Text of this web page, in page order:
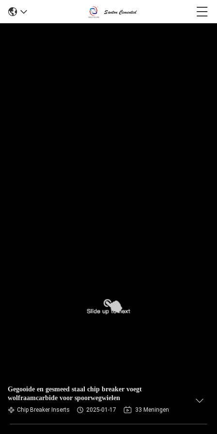
Gegooide en gesmeed staal chip breaker voegt
wolfraamcarbide voor spoorwegwielen
Chip Breaker Inserts 2025-01-17 33 Meningen